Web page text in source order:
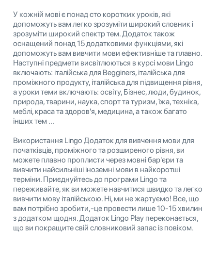
У кожній мові є понад сто коротких уроків, які
допоможуть вам легко зрозуміти широкий словник і
зрозуміти широкий спектр тем. Додаток також
оснащений понад 15 додатковими функціями, які
допоможуть вам вивчити мови ефективніше та плавно.
Наступні предмети висвітлюються в курсі мови Lingo
включають: італійська для Begginers, італійська для
проміжного продукту, італійська для підвищення рівня,
а уроки теми включають: освіту, Бізнес, люди, будинок,
природа, тварини, наука, спорт та туризм, їжа, техніка,
меблі, краса та здоров'я, медицина, а також багато
інших тем ...
Використання Lingo Додаток для вивчення мови для
початківців, проміжного та розширеного рівня, ви
можете плавно проплисти через мовні бар'єри та
вивчити найсильніші іноземні мови в найкоротші
терміни. Приєднуйтесь до програми Lingo та
переживайте, як ви можете навчитися швидко та легко
вивчити мову італійською. Ні, ми не жартуємо! Все, що
вам потрібно зробити,-це провести лише 10-15 хвилин
з додатком щодня. Додаток Lingo Play переконається,
що ви покращите свій словниковий запас із повіком.